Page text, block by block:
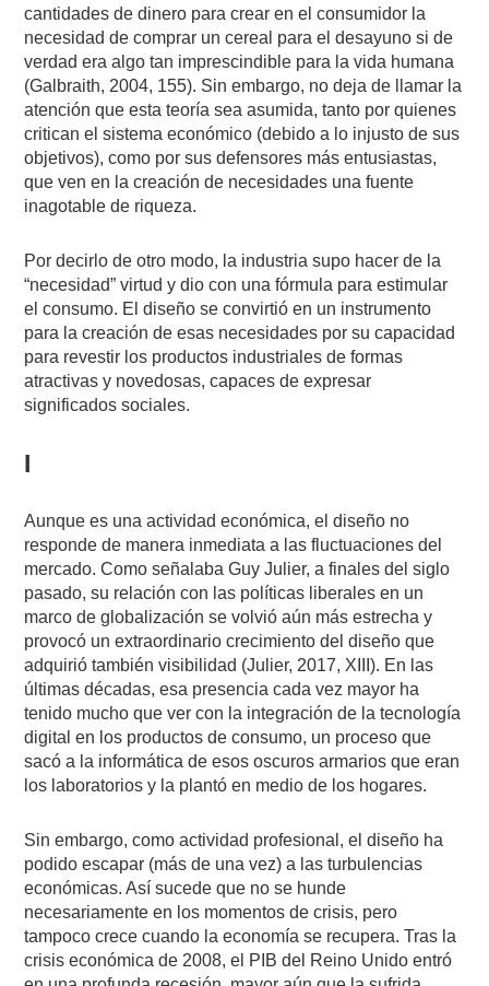
cantidades de dinero para crear en el consumidor la
necesidad de comprar un cereal para el desayuno si de
verdad era algo tan imprescindible para la vida humana
(Galbraith, 2004, 155). Sin embargo, no deja de llamar la
atención que esta teoría sea asumida, tanto por quienes
critican el sistema económico (debido a lo injusto de sus
objetivos), como por sus defensores más entusiastas,
que ven en la creación de necesidades una fuente
inagotable de riqueza.
Por decirlo de otro modo, la industria supo hacer de la
“necesidad” virtud y dio con una fórmula para estimular
el consumo. El diseño se convirtió en un instrumento
para la creación de esas necesidades por su capacidad
para revestir los productos industriales de formas
atractivas y novedosas, capaces de expresar
significados sociales.
I
Aunque es una actividad económica, el diseño no
responde de manera inmediata a las fluctuaciones del
mercado. Como señalaba Guy Julier, a finales del siglo
pasado, su relación con las políticas liberales en un
marco de globalización se volvió aún más estrecha y
provocó un extraordinario crecimiento del diseño que
adquirió también visibilidad (Julier, 2017, XIII). En las
últimas décadas, esa presencia cada vez mayor ha
tenido mucho que ver con la integración de la tecnología
digital en los productos de consumo, un proceso que
sacó a la informática de esos oscuros armarios que eran
los laboratorios y la plantó en medio de los hogares.
Sin embargo, como actividad profesional, el diseño ha
podido escapar (más de una vez) a las turbulencias
económicas. Así sucede que no se hunde
necesariamente en los momentos de crisis, pero
tampoco crece cuando la economía se recupera. Tras la
crisis económica de 2008, el PIB del Reino Unido entró